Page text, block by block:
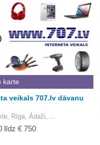
karte
veikals 707.lv dāvanu
Rīga, Ādaži, ...
līdz € 750